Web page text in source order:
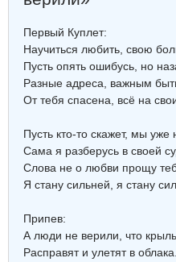
Первый Куплет:
Научиться любить, свою
Пусть опять ошибусь, но
Разные адреса, важным
От тебя спасена, всё на
Пусть кто-то скажет, мы уже
Сама я разберусь в своей
Слова не о любви прощу
Я стану сильней, я стану
Припев:
А люди не верили, что
Расправят и улетят в облака.